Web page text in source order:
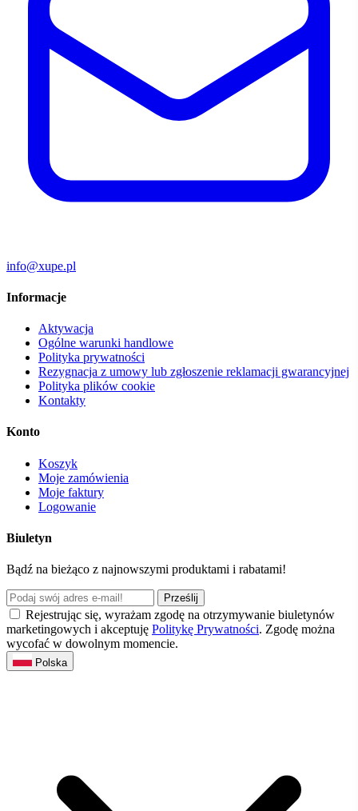
info@xupe.pl
Informacje
Aktywacja
Ogólne warunki handlowe
Polityka prywatności
Rezygnacja z umowy lub zgłoszenie reklamacji gwarancyjnej
Polityka plików cookie
Kontakty
Konto
Koszyk
Moje zamówienia
Moje faktury
Logowanie
Biuletyn
Bądź na bieżąco z najnowszymi produktami i rabatami!
Prześlij
Rejestrując się, wyrażam zgodę na otrzymywanie biuletynów
marketingowych i akceptuję Politykę Prywatności. Zgodę można
wycofać w dowolnym momencie.
Polska